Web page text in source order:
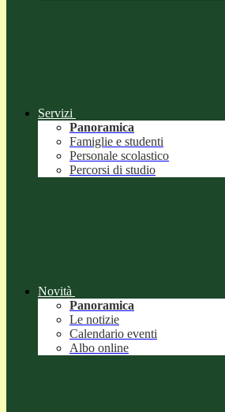
Servizi
Panoramica
Famiglie e studenti
Personale scolastico
Percorsi di studio
Novità
Panoramica
Le notizie
Calendario eventi
Albo online